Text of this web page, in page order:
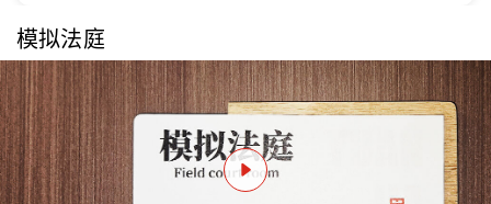
模拟法庭